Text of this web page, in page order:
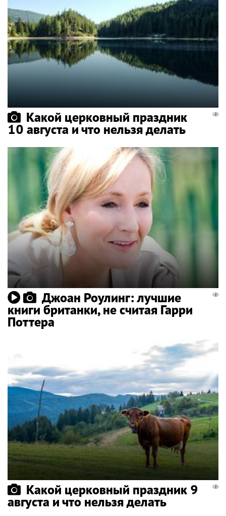
Какой церковный праздник
10 августа и что нельзя делать
Джоан Роулинг: лучшие
книги британки, не считая Гарри
Поттера
Какой церковный праздник 9
августа и что нельзя делать